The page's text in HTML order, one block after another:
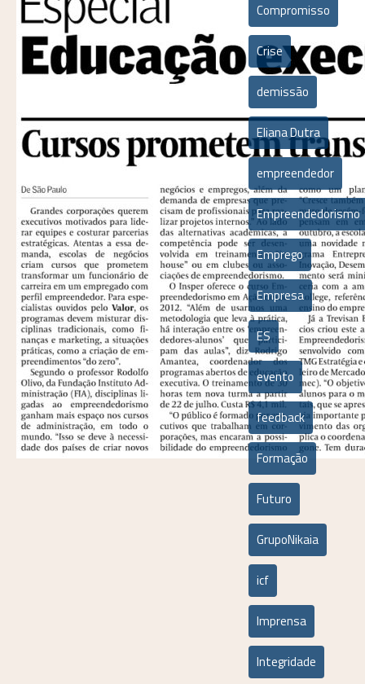
Compromisso
Crise
demissão
Eliana Dutra
empreendedor
Empreendedorismo
Emprego
Empresa
ES
evento
feedback
Formação
Futuro
GrupoNikaia
icf
Imprensa
Integridade